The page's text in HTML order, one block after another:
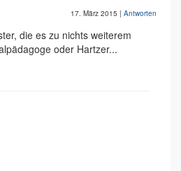
17. März 2015 | Antworten
die es zu nichts weiterem
oder Hartzer...